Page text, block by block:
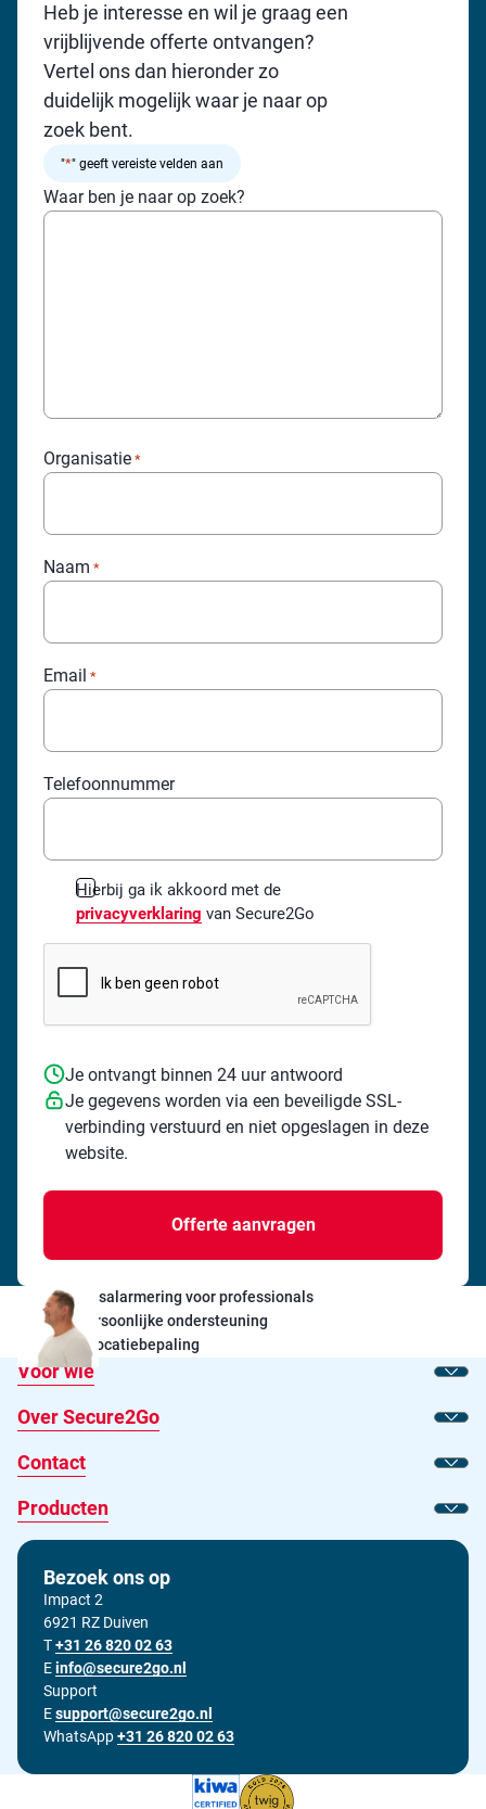
Heb je interesse en wil je graag een
vrijblijvende offerte ontvangen?
Vertel ons dan hieronder zo
duidelijk mogelijk waar je naar op
zoek bent.
"*" geeft vereiste velden aan
Waar ben je naar op zoek?
Organisatie *
Naam *
Email *
Telefoonnummer
Hierbij ga ik akkoord met de
privacyverklaring van Secure2Go
Je ontvangt binnen 24 uur antwoord
Je gegevens worden via een beveiligde SSL-
verbinding verstuurd en niet opgeslagen in deze
website.
Persoonsalarmering voor professionals
24/7 Persoonlijke ondersteuning
Exacte locatiebepaling
Voor wie
Toon
Over Secure2Go
Toon
Contact
Toon
Producten
Toon
Bezoek ons op
Impact 2
6921 RZ Duiven
TBel ons op
+31 26 820 02 63
EStuur ons een e-mail op
info@secure2go.nl
Support
EStuur onze support afdeling een e-mail op
support@secure2go.nl
WhatsApp+31 26 820 02 63